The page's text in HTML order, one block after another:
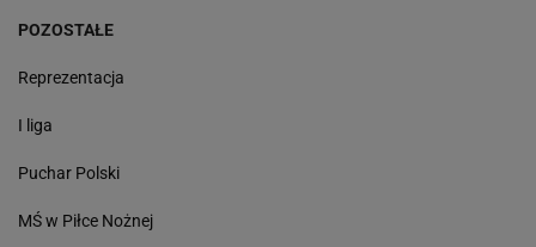
POZOSTAŁE
Reprezentacja
I liga
Puchar Polski
MŚ w Piłce Nożnej